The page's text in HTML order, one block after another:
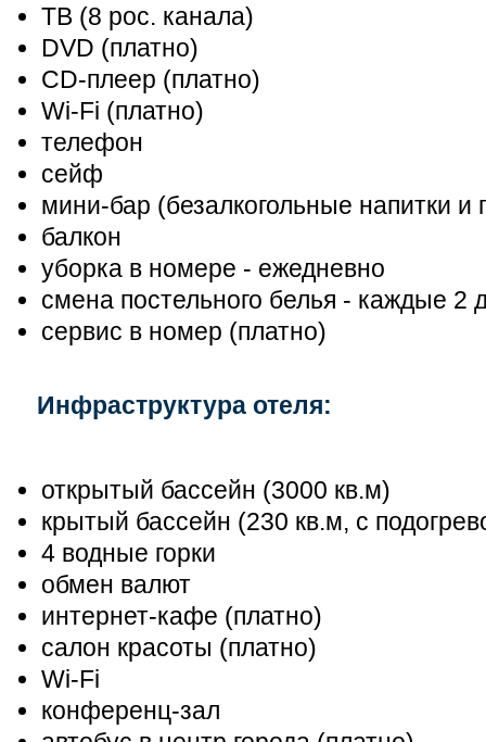
ТВ (8 рос. канала)
DVD (платно)
CD-плеер (платно)
Wi-Fi (платно)
телефон
сейф
мини-бар (безалкогольные напитки и
балкон
уборка в номере - ежедневно
смена постельного белья - каждые 2
сервис в номер (платно)
Инфраструктура отеля:
открытый бассейн (3000 кв.м)
крытый бассейн (230 кв.м, с
4 водные горки
обмен валют
интернет-кафе (платно)
салон красоты (платно)
Wi-Fi
конференц-зал